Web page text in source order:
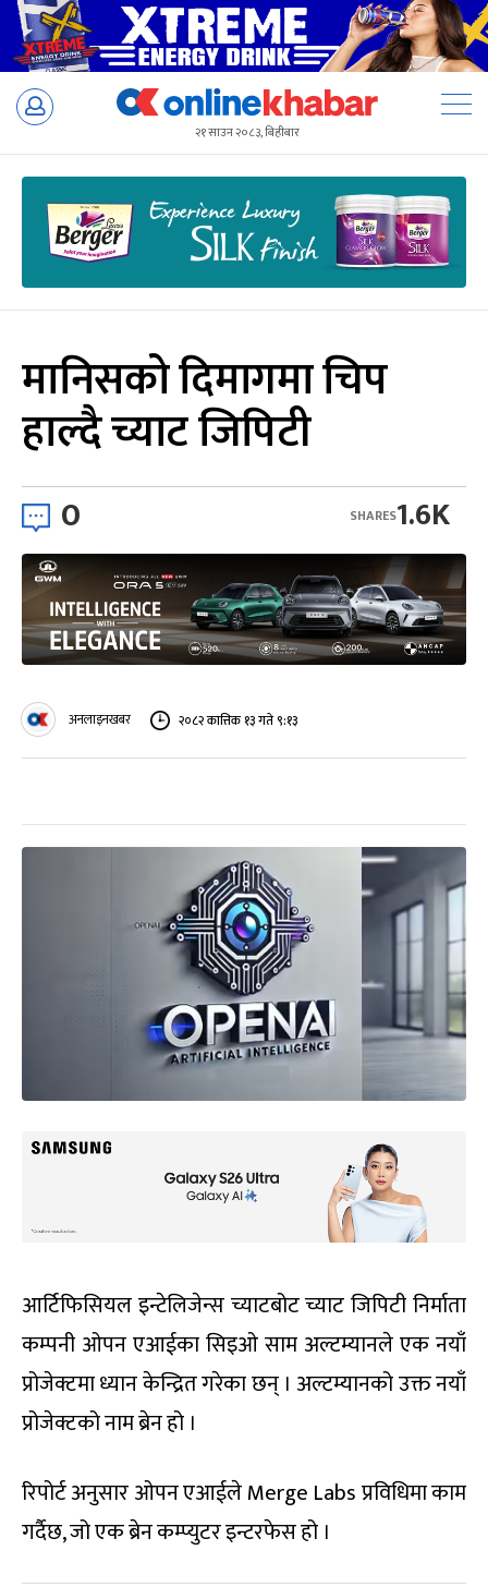
Skip
२१ साउन २०८३, बिहीबार
मानिसको दिमागमा चिप
हाल्दै च्याट जिपिटी
0 1.6K
SHARES
अनलाइनखबर २०८२ कात्तिक १३ गते ९:१३
आर्टिफिसियल इन्टेलिजेन्स च्याटबोट च्याट जिपिटी निर्माता
कम्पनी ओपन एआईका सिइओ साम अल्टम्यानले एक नयाँ
प्रोजेक्टमा ध्यान केन्द्रित गरेका छन् । अल्टम्यानको उक्त नयाँ
प्रोजेक्टको नाम ब्रेन हो ।
रिपोर्ट अनुसार ओपन एआईले Merge Labs प्रविधिमा काम
गर्दैछ, जो एक ब्रेन कम्प्युटर इन्टरफेस हो ।